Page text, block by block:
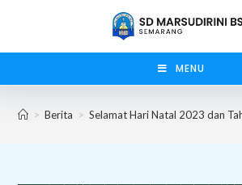
content
MENU
> Berita > Selamat Hari Natal 2023 dan